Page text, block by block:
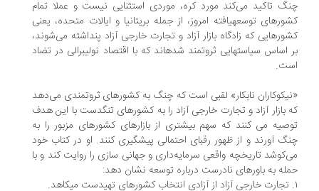
تاکید می‌کند مورد کره، موردی استثنایی نیست و عملا تمام
توسعه‏یافته امروز، از جمله بریتانیا و ایالات متحده، یعنی
که زادگاه بازار آزاد و تجارت خارجی آزاد پنداشته می‌شوند،
اساس سیاستهایی ثروتمند شده‏اند که با اقتصاد نولیبرالی ‏در تضاد
نابکار» لقبی است که چنگ به کشورهای ثروتمندی می‌دهد
بازار آزاد و تجارت‏ خارجی آزاد را به کشورهای تنگدست با این هدف
می کنند که سهم ‏بیشتری از بازارهای کشورهای مزبور را به
آورند و از ظهور رقبای ‏احتمالی پیشگیری کنند. او در کتاب خود
تاریخچه واقعی سرمایه‌داری و جهانی سازی را روایت کند و با
به باورهای نادرست درباره توسعه نشان دهد: